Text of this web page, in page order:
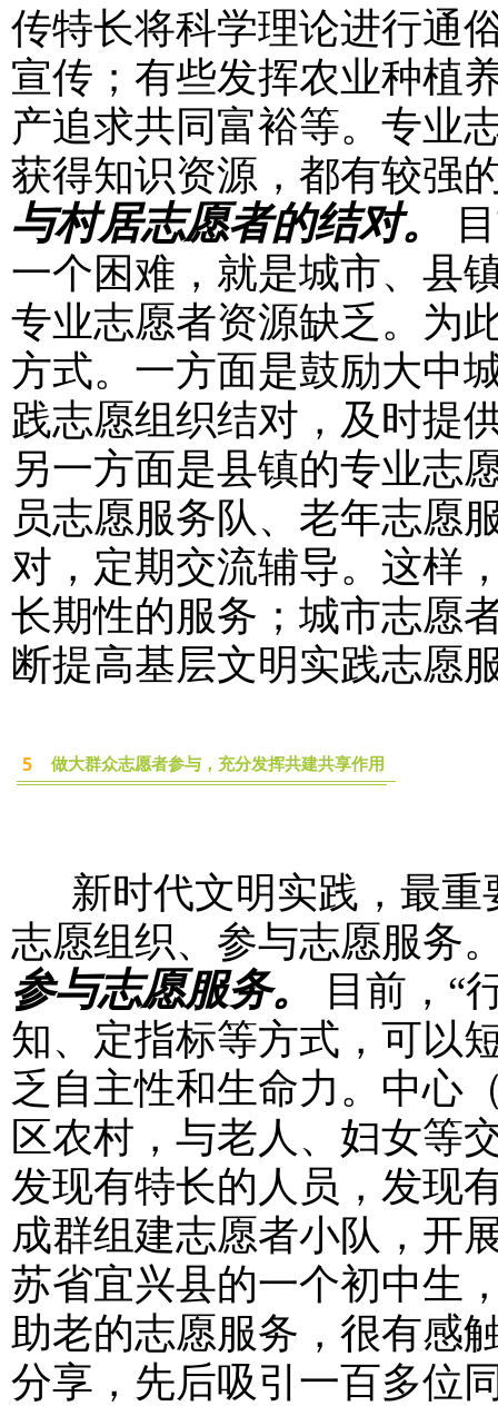
传特长将科学理论进行通
宣传；有些发挥农业种植
产追求共同富裕等。专业
获得知识资源，都有较强
与村居志愿者的结对。
一个困难，就是城市、县
专业志愿者资源缺乏。为
方式。一方面是鼓励大中
践志愿组织结对，及时提
另一方面是县镇的专业志
员志愿服务队、老年志愿
对，定期交流辅导。这样
长期性的服务；城市志愿
断提高基层文明实践志愿
5 做大群众志愿者参与，充分发挥共建共享作用
新时代文明实践，最重
志愿组织、参与志愿服务
参与志愿服务。
目前，“
知、定指标等方式，可以
乏自主性和生命力。中心
区农村，与老人、妇女等
发现有特长的人员，发现
成群组建志愿者小队，开
苏省宜兴县的一个初中生
助老的志愿服务，很有感
分享，先后吸引一百多位